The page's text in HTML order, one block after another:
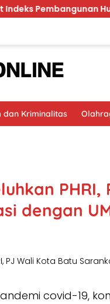
Hukum di Kaltim
dan Kriminalitas
PHRI,
dengan
covid-19,